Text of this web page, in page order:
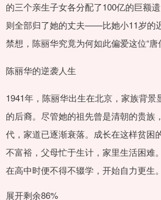
的三个亲生子女各分配了100亿的巨额
则全部归了她的丈夫——比她小11岁的
禁想，陈丽华究竟为何如此偏爱这位“唐
陈丽华的逆袭人生
1941年，陈丽华出生在北京，家族背景
的后裔。尽管她的祖先曾是清朝的贵族
代，家道已逐渐衰落。成长在这样贫困
不富裕，父母忙于生计，家里生活困难
在高中时便不得不辍学，开始自力更生。
展开剩余86%